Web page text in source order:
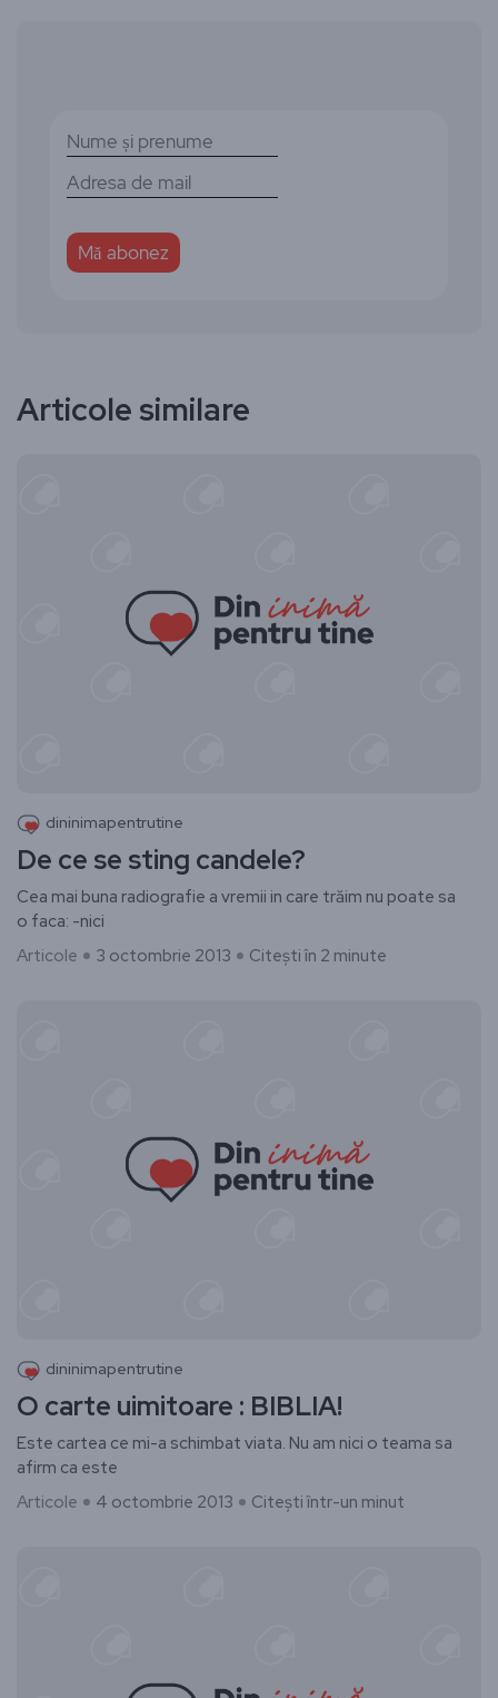
Articole similare
dininimapentrutine
De ce se sting candele?
Cea mai buna radiografie a vremii in care trăim nu poate sa
o faca: -nici
Articole
3 octombrie 2013 Citești în 2 minute
dininimapentrutine
O carte uimitoare : BIBLIA!
Este cartea ce mi-a schimbat viata. Nu am nici o teama sa
afirm ca este
Articole
4 octombrie 2013 Citești într-un minut